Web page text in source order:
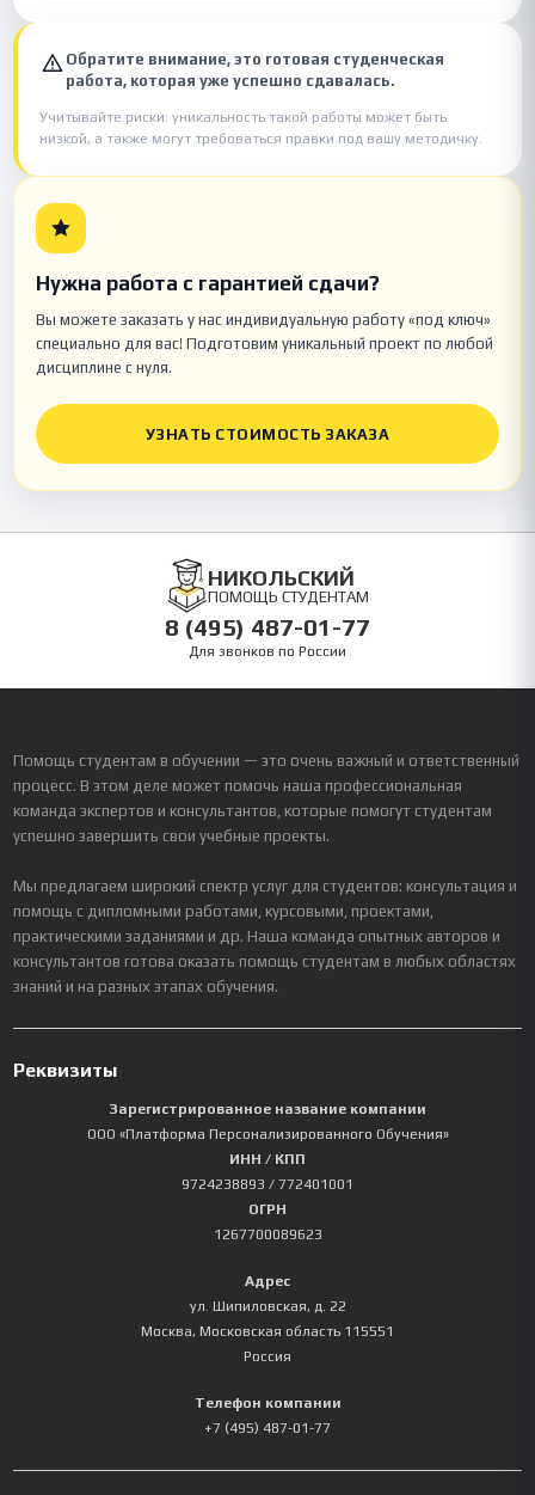
Обратите внимание, это готовая студенческая
работа, которая уже успешно сдавалась.
Учитывайте риски: уникальность такой работы может быть
низкой, а также могут требоваться правки под вашу методичку.
Нужна работа с гарантией сдачи?
Вы можете заказать у нас индивидуальную работу «под ключ»
специально для вас! Подготовим уникальный проект по любой
дисциплине с нуля.
УЗНАТЬ СТОИМОСТЬ ЗАКАЗА
НИКОЛЬСКИЙ
ПОМОЩЬ СТУДЕНТАМ
8 (495) 487-01-77
Для звонков по России
Помощь студентам в обучении — это очень важный и ответственный
процесс. В этом деле может помочь наша профессиональная
команда экспертов и консультантов, которые помогут студентам
успешно завершить свои учебные проекты.
Мы предлагаем широкий спектр услуг для студентов: консультация и
помощь с дипломными работами, курсовыми, проектами,
практическими заданиями и др. Наша команда опытных авторов и
консультантов готова оказать помощь студентам в любых областях
знаний и на разных этапах обучения.
Реквизиты
Зарегистрированное название компании
ООО «Платформа Персонализированного Обучения»
ИНН / КПП
9724238893 / 772401001
ОГРН
1267700089623
Адрес
ул. Шипиловская, д. 22
Москва, Московская область 115551
Россия
Телефон компании
+7 (495) 487-01-77